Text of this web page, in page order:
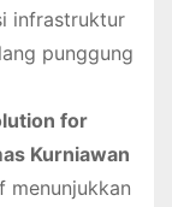
infrastruktur
punggung
for
Kurniawan
menunjukkan